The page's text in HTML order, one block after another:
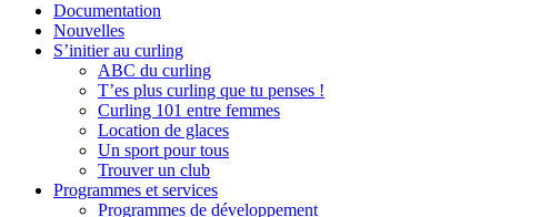
Documentation
Nouvelles
S’initier au curling
ABC du curling
T’es plus curling que tu penses !
Curling 101 entre femmes
Location de glaces
Un sport pour tous
Trouver un club
Programmes et services
Programmes de développement